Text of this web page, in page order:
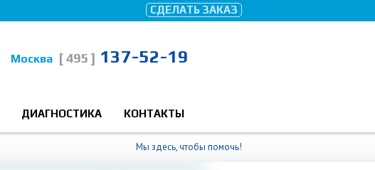
СДЕЛАТЬ ЗАКАЗ
Москва [ 495 ] 137-52-19
ДИАГНОСТИКА КОНТАКТЫ
Мы здесь, чтобы помочь!